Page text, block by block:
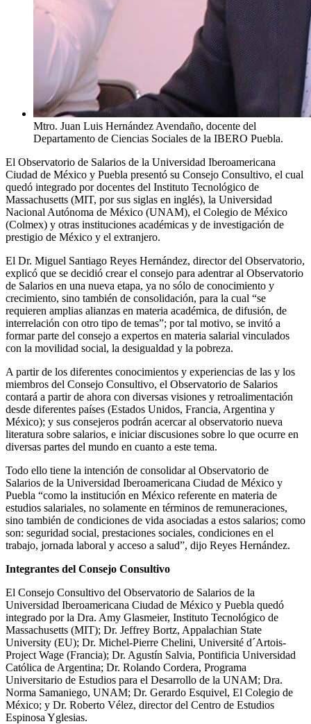
Mtro. Juan Luis Hernández Avendaño, docente del
Departamento de Ciencias Sociales de la IBERO Puebla.
El Observatorio de Salarios de la Universidad Iberoamericana
Ciudad de México y Puebla presentó su Consejo Consultivo, el cual
quedó integrado por docentes del Instituto Tecnológico de
Massachusetts (MIT, por sus siglas en inglés), la Universidad
Nacional Autónoma de México (UNAM), el Colegio de México
(Colmex) y otras instituciones académicas y de investigación de
prestigio de México y el extranjero.
El Dr. Miguel Santiago Reyes Hernández, director del Observatorio,
explicó que se decidió crear el consejo para adentrar al Observatorio
de Salarios en una nueva etapa, ya no sólo de conocimiento y
crecimiento, sino también de consolidación, para la cual “se
requieren amplias alianzas en materia académica, de difusión, de
interrelación con otro tipo de temas”; por tal motivo, se invitó a
formar parte del consejo a expertos en materia salarial vinculados
con la movilidad social, la desigualdad y la pobreza.
A partir de los diferentes conocimientos y experiencias de las y los
miembros del Consejo Consultivo, el Observatorio de Salarios
contará a partir de ahora con diversas visiones y retroalimentación
desde diferentes países (Estados Unidos, Francia, Argentina y
México); y sus consejeros podrán acercar al observatorio nueva
literatura sobre salarios, e iniciar discusiones sobre lo que ocurre en
diversas partes del mundo en cuanto a este tema.
Todo ello tiene la intención de consolidar al Observatorio de
Salarios de la Universidad Iberoamericana Ciudad de México y
Puebla “como la institución en México referente en materia de
estudios salariales, no solamente en términos de remuneraciones,
sino también de condiciones de vida asociadas a estos salarios; como
son: seguridad social, prestaciones sociales, condiciones en el
trabajo, jornada laboral y acceso a salud”, dijo Reyes Hernández.
Integrantes del Consejo Consultivo
El Consejo Consultivo del Observatorio de Salarios de la
Universidad Iberoamericana Ciudad de México y Puebla quedó
integrado por la Dra. Amy Glasmeier, Instituto Tecnológico de
Massachusetts (MIT); Dr. Jeffrey Bortz, Appalachian State
University (EU); Dr. Michel-Pierre Chelini, Université d´Artois-
Project Wage (Francia); Dr. Agustín Salvia, Pontificia Universidad
Católica de Argentina; Dr. Rolando Cordera, Programa
Universitario de Estudios para el Desarrollo de la UNAM; Dra.
Norma Samaniego, UNAM; Dr. Gerardo Esquivel, El Colegio de
México; y Dr. Roberto Vélez, director del Centro de Estudios
Espinosa Yglesias.